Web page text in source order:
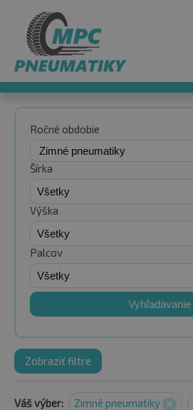
Ročné obdobie
Šírka
Výška
Palcov
Vyhľadávanie
Zobraziť filtre
Váš výber: Zimné pneumatiky